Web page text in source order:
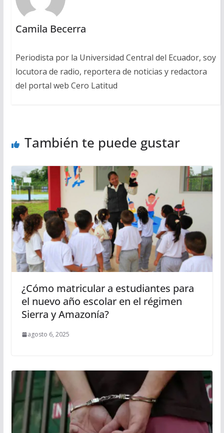
Camila Becerra
Periodista por la Universidad Central del Ecuador, soy
locutora de radio, reportera de noticias y redactora
del portal web Cero Latitud
También te puede gustar
¿Cómo matricular a estudiantes para
el nuevo año escolar en el régimen
Sierra y Amazonía?
agosto 6, 2025